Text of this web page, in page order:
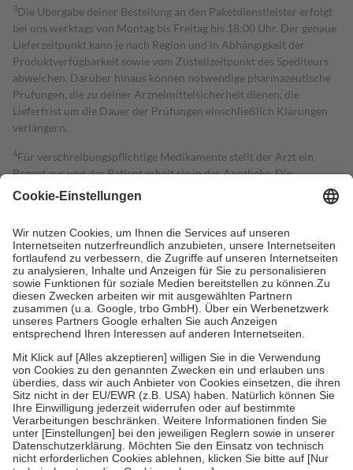
3Die Übergabe deiner Bestellung an den Paketdienstleister erfolgt
bei uns werktags von Montag bis Freitag bis 18:00 Uhr. Der genaue
Lieferzeitpunkt kann je nach Region und in Abhängigkeit der
Produktverfügbarkeit sowie vom Zustellzeitpunkt des Spediteurs
abweichen. Darüber hinaus können notwendige pharmazeutische
Prüfungen, die zu deiner Arzneimittelsicherheit dienen, die
Lieferfrist um die Dauer der Prüfungen einschließlich Klärungen
verlängern.
4Für verschreibungspflichtige Medikamente stellt der Arzt ein
Rezept aus und der Patient erhält sie in der Apotheke. Die
gesetzliche Krankenversicherung übernimmt in der Regel die
Kosten dafür, der Versicherte trägt einen Teil davon als Zuzahlung
Grundsätzlich leisten Mitglieder Zuzahlungen in Höhe von zehn
Prozent des Abgabepreises,mindestens jedochfünf Euround
höchstens zehn Euro.Es sind jedoch nie mehr als die tatsächlichen
Kosten der Leistung zu entrichten.
Diese Regeln gelten grundsätzlich auch für Online-Apotheken.
Bei Heilmitteln und häuslicher Krankenpflege beträgt die
Zuzahlung zehn Prozent der Kosten sowie zehn Euro je
Verordnung.
Um das Engagement der Versicherten für ihre eigene Gesundheit zu
stärken und die besondere Stellung der Familie zu unterstützen,
fallenkeine Zuzahlungenan bei:
• Kindern und Jugendlichen bis zum vollendeten 18. Lebensjahr
mit Ausnahme der Fahrkosten
• Untersuchungen zur Vorsorge und Früherkennung, die von der